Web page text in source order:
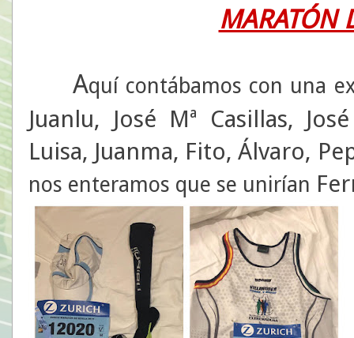
MARATÓN
Aquí contábamos con una
Juanlu, José Mª Casillas,
Luisa, Juanma, Fito, Álvaro,
nos enteramos que se unirían